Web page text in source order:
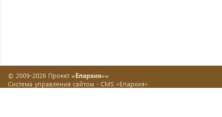
© 2009-2026 Проект «Епархия»»
Система управления сайтом - CMS «Епархия»